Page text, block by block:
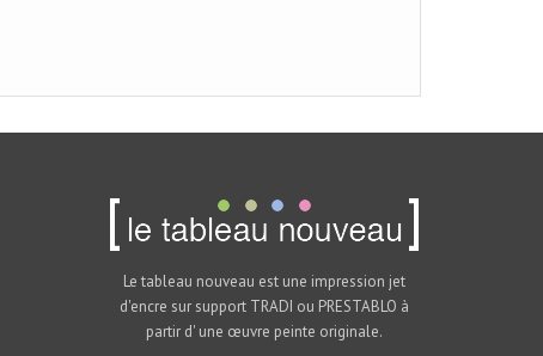
Le tableau nouveau est une impression jet
d'encre sur support TRADI ou PRESTABLO à
partir d' une œuvre peinte originale.